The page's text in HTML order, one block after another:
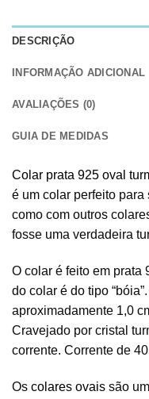
DESCRIÇÃO
INFORMAÇÃO ADICIONAL
AVALIAÇÕES (0)
GUIA DE MEDIDAS
Colar prata 925 oval
é um colar perfeito
como com outros
fosse uma verdadeira
O colar é feito em prata
do colar é do tipo
aproximadamente 1,0
Cravejado por cristal
corrente. Corrente de
Os colares ovais são